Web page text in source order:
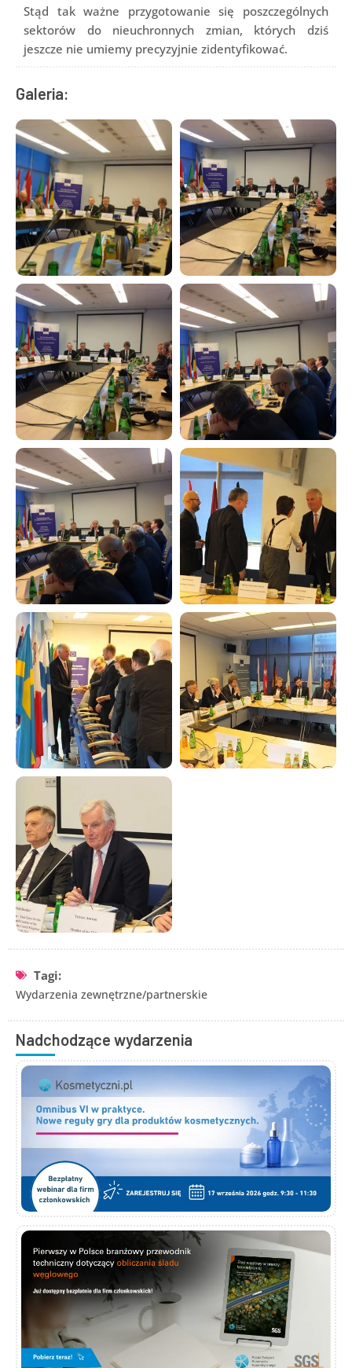
Stąd tak ważne przygotowanie się poszczególnych
sektorów do nieuchronnych zmian, których dziś
jeszcze nie umiemy precyzyjnie zidentyfikować.
Galeria:
Tagi:
Wydarzenia zewnętrzne/partnerskie
Nadchodzące wydarzenia